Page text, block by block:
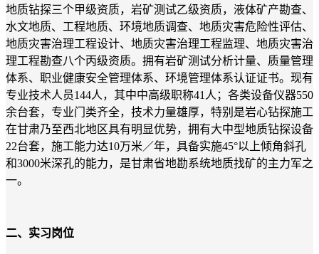
地质钻探三个甲级资质，岩矿测试乙级资质，液体矿产勘查、
水文地质、工程地质、环境地质调查、地质灾害危险性评估、
地质灾害治理工程设计、地质灾害治理工程监理、地质灾害治
理工程勘查八个丙级资质。拥有岩矿测试分析计量、质量管理
体系、职业健康安全管理体系、环境管理体系认证证书。现有
专业技术人员144人，其中中高级职称41人；各类设备仪器550
余台套，专业门类齐全，技术力量雄厚，特别是岩心钻探施工
在甘肃乃至西北地区具有明显优势，拥有大中型地质钻探设备
22台套，施工能力达10万米／年，具备实施45°以上倾角斜孔
和3000米深孔的能力，是甘肃省地勘系统地质找矿的主力军之
一。
二、实习岗位